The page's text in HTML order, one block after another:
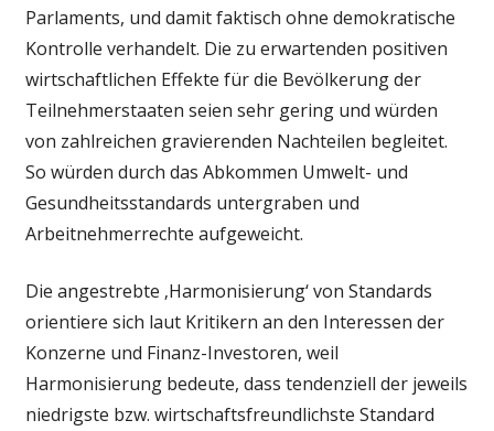
Parlaments, und damit faktisch ohne demokratische
Kontrolle verhandelt. Die zu erwartenden positiven
wirtschaftlichen Effekte für die Bevölkerung der
Teilnehmerstaaten seien sehr gering und würden
von zahlreichen gravierenden Nachteilen begleitet.
So würden durch das Abkommen Umwelt- und
Gesundheitsstandards untergraben und
Arbeitnehmerrechte aufgeweicht.
Die angestrebte ‚Harmonisierung‘ von Standards
orientiere sich laut Kritikern an den Interessen der
Konzerne und Finanz-Investoren, weil
Harmonisierung bedeute, dass tendenziell der jeweils
niedrigste bzw. wirtschaftsfreundlichste Standard